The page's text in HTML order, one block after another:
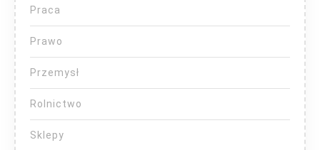
Praca
Prawo
Przemysł
Rolnictwo
Sklepy